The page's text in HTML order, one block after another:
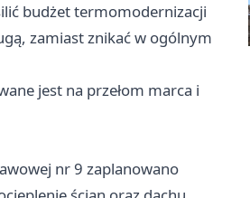
budżet termomodernizacji
zamiast znikać w ogólnym
jest na przełom marca i
nr 9 zaplanowano